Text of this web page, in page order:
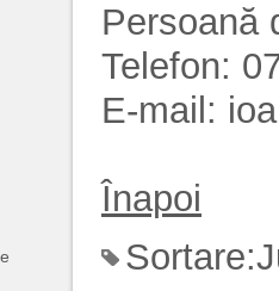
Persoană
Telefon:
E-mail:
Înapoi
Sortare: